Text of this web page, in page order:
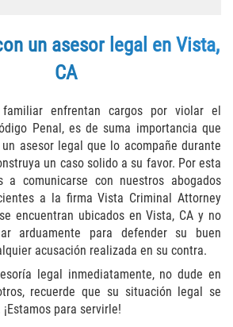
Asalto Simple
Público
Posteriores a la Condena
o Rechazando una Condena
de Rehabilitación
Eliminación de Antecedentes Penales
Libertad Condicional Bajo Palabra
un asesor legal en Vista,
CA
enfrentan cargos por violar el
Penal, es de suma importancia que
asesor legal que lo acompañe durante
un caso solido a su favor. Por esta
a comunicarse con nuestros abogados
a la firma Vista Criminal Attorney
encuentran ubicados en Vista, CA y no
arduamente para defender su buen
acusación realizada en su contra.
legal inmediatamente, no dude en
recuerde que su situación legal se
para servirle!